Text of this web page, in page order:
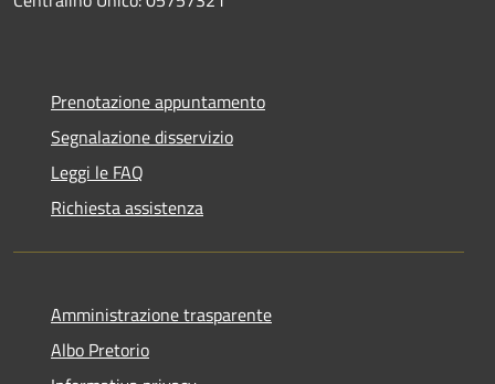
Prenotazione appuntamento
Segnalazione disservizio
Leggi le FAQ
Richiesta assistenza
Amministrazione trasparente
Albo Pretorio